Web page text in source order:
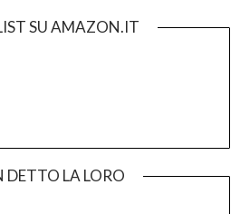
SU AMAZON.IT
DETTO LA LORO